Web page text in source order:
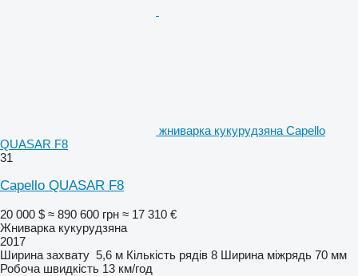
жниварка кукурудзяна Capello
QUASAR F8
31
Capello QUASAR F8
20 000 $ ≈ 890 600 грн ≈ 17 310 €
Жниварка кукурудзяна
2017
Ширина захвату 5,6 м Кількість рядів 8 Ширина міжрядь 70 мм
Робоча швидкість 13 км/год